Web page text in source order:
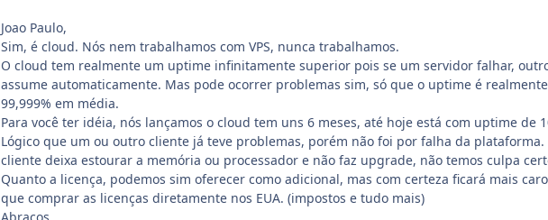
Joao Paulo,
Sim, é cloud. Nós nem trabalhamos com VPS, nunca trabalhamos.
O cloud tem realmente um uptime infinitamente superior pois se um servidor falhar,
assume automaticamente. Mas pode ocorrer problemas sim, só que o uptime é
99,999% em média.
Para você ter idéia, nós lançamos o cloud tem uns 6 meses, até hoje está com uptime de
Lógico que um ou outro cliente já teve problemas, porém não foi por falha da plataforma.
cliente deixa estourar a memória ou processador e não faz upgrade, não temos culpa
Quanto a licença, podemos sim oferecer como adicional, mas com certeza ficará mais
que comprar as licenças diretamente nos EUA. (impostos e tudo mais)